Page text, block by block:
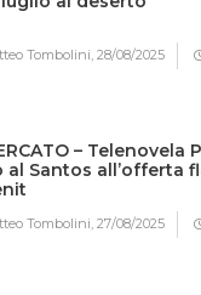
Tombolini,28/08/2025
– Telenovela
al Santos all’offerta
Tombolini,27/08/2025